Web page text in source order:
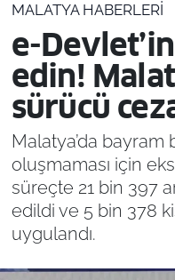
MALATYA HABERLERI
e-
edin!
sürücü
Malatya’da
oluşmaması için
süreçte 21 bin 397
edildi ve 5 bin 378
uygulandı.
Resmi İlanlar
Son Dakika
Haber Arşivi